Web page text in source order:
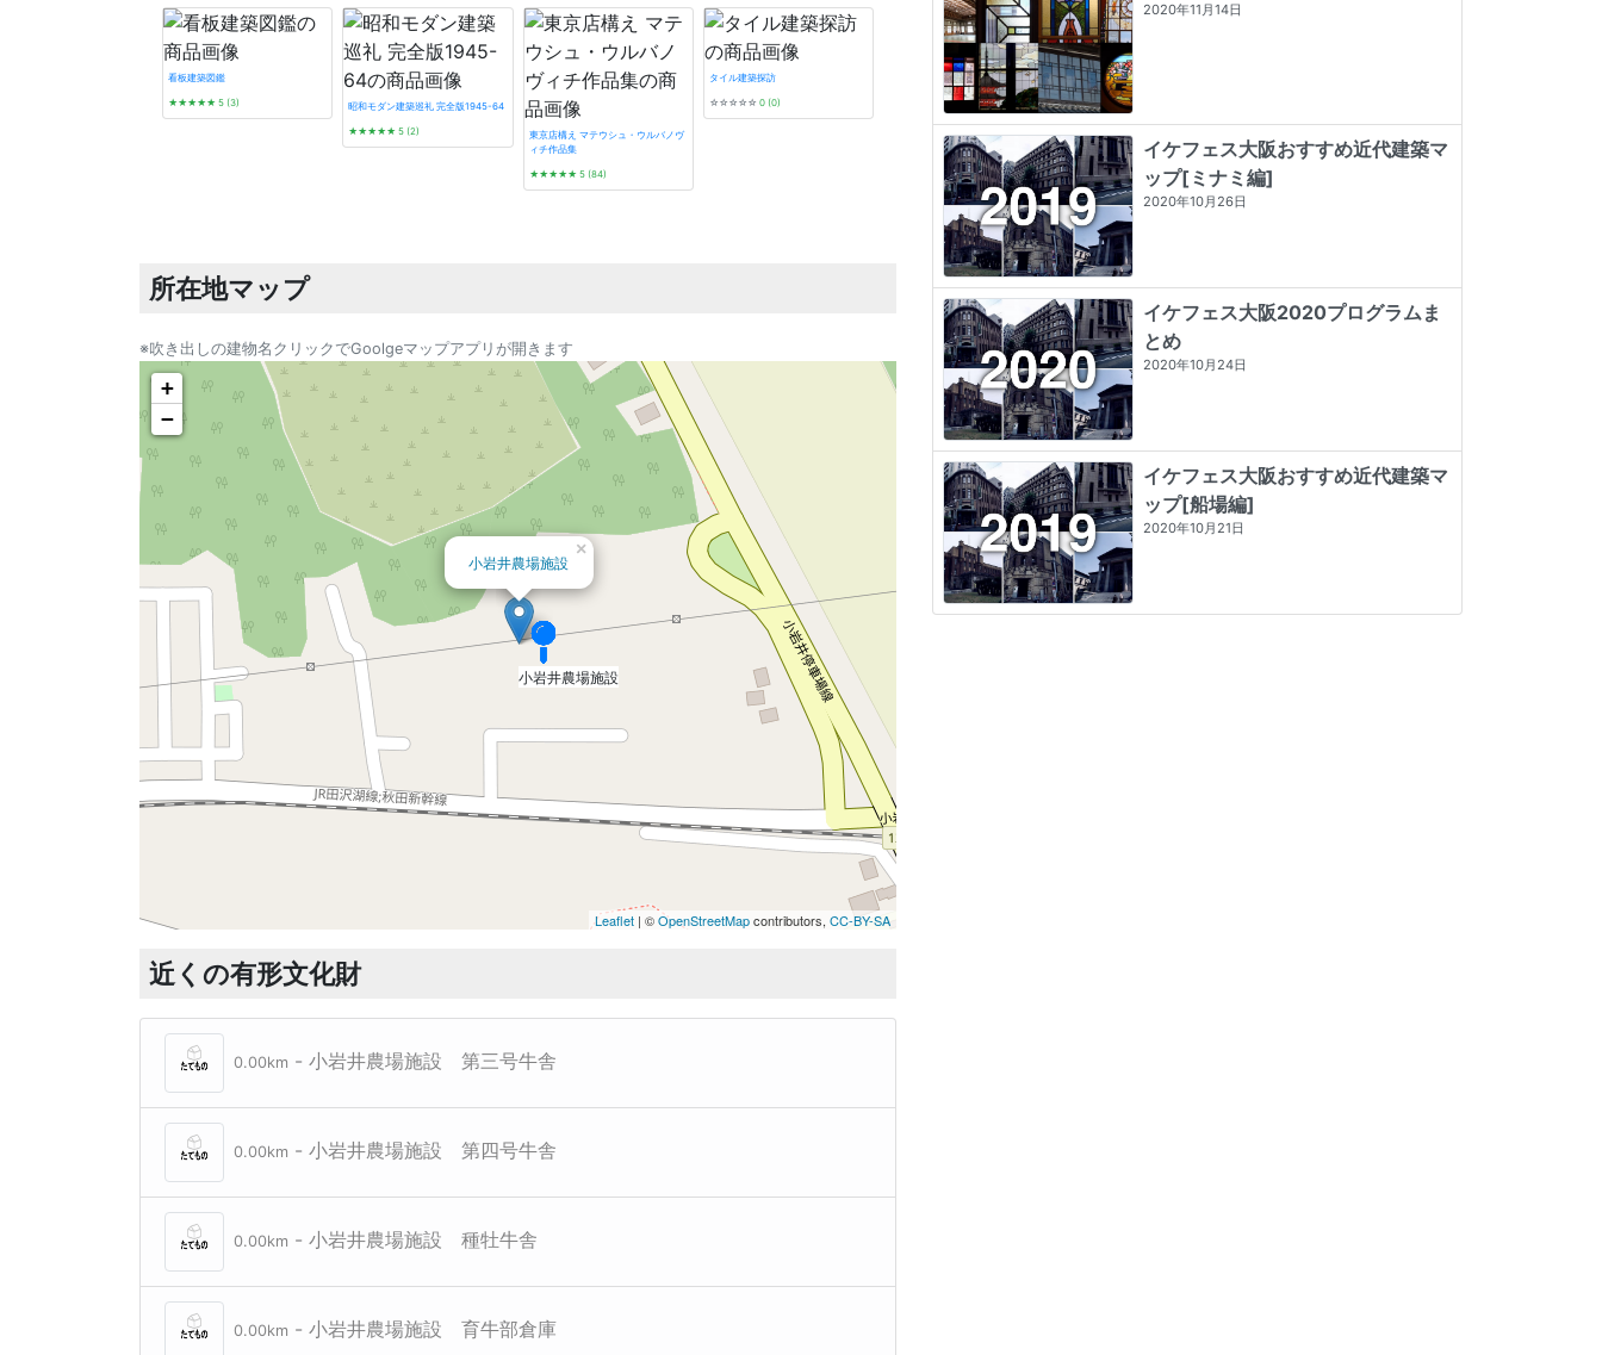
看板建築図鑑
★★★★★ 5 (3) 昭和モダン建築巡礼 完全版1945-64
★★★★★ 5 (2)
東京店構え マテウシュ・ウルバノヴ
ィチ作品集
★★★★★5 (84)
タイル建築探訪
☆☆☆☆☆ 0 (0)
デザイン/近代建築史―1851年から現
3 (2)
神戸・大阪・京都レトロ建築さんぽ
★★★★ 4 (7)
近代建築そもそも講義（新潮新書）
所在地マップ
※吹き出しの建物名クリックでGoolgeマップアプリが開きます
小岩井農場施設
小岩井農場施設
小岩井農場施設
小岩井農場施設
小岩井農場施設
小岩井農場施設
小岩井農場施設
小岩井農場施設
小岩井農場施設
小岩井農場施設
小岩井農場施設
×
+
−
Leaflet | ©OpenStreetMapcontributors, CC-BY-SA
近くの有形文化財
0.00km - 小岩井農場施設 第三号牛舎
0.00km - 小岩井農場施設 第四号牛舎
0.00km - 小岩井農場施設 種牡牛舎
0.00km - 小岩井農場施設 育牛部倉庫
2020年11月14日
イケフェス大阪おすすめ近代建築マ
ップ[ミナミ編]
2020年10月26日
イケフェス大阪2020プログラムま
とめ
2020年10月24日
イケフェス大阪おすすめ近代建築マ
ップ[船場編]
2020年10月21日